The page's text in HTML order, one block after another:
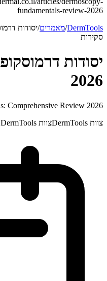
fundamentals-review-2026
DermTools
/מאמרים/יסודות
סקירות
יסודות
2026
Comprehensive Review 2026
צוות DermTools
צוות DermTools